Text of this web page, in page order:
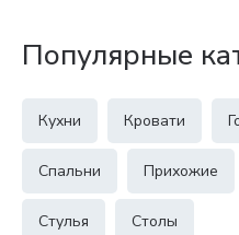
Популярные
Кухни Кровати
Спальни Прихожие
Стулья Столы